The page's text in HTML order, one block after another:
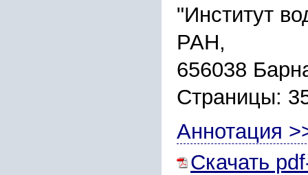
"Институт
РАН,
656038
Страницы:
Аннотация
Скачать